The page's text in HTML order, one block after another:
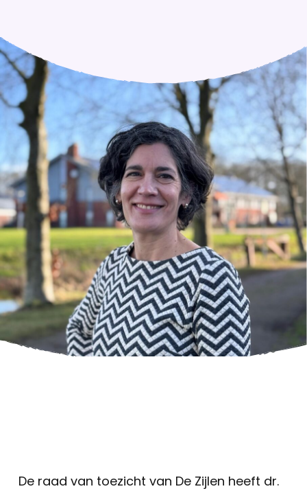
De raad van toezicht van De Zijlen heeft dr.